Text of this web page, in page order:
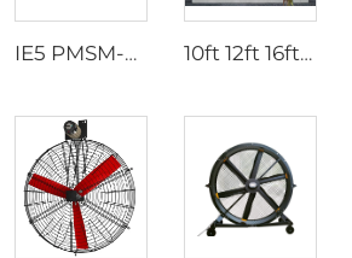
IE5 PMSM-Motor 47'' Hohe Qualität Wandmontage-Industriefans für Lagerhallen 10ft 12ft 16ft 24ft 220V PMSM-Außenluftgroßventilatoren